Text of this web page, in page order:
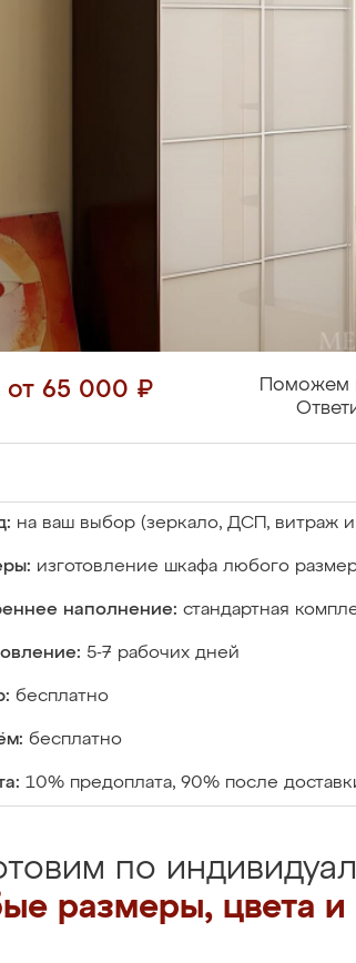
от 65 000 ₽
Поможем
на ваш выбор (зеркало, ДСП, витраж и
изготовление шкафа любого
наполнение: стандартная
5-7 рабочих дней
бесплатно
бесплатно
10% предоплата, 90% после
по
размеры, цвета и